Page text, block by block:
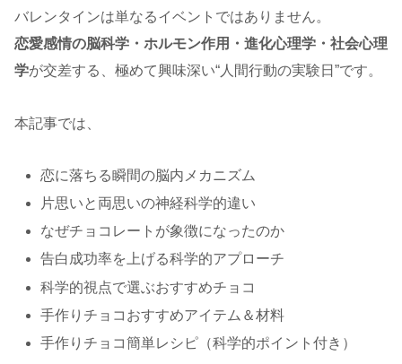
バレンタインは単なるイベントではありません。
恋愛感情の脳科学・ホルモン作用・進化心理学・社会心理
学が交差する、極めて興味深い“人間行動の実験日”です。
本記事では、
恋に落ちる瞬間の脳内メカニズム
片思いと両思いの神経科学的違い
なぜチョコレートが象徴になったのか
告白成功率を上げる科学的アプローチ
科学的視点で選ぶおすすめチョコ
手作りチョコおすすめアイテム＆材料
手作りチョコ簡単レシピ（科学的ポイント付き）